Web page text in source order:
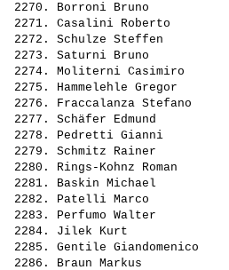
2270. Borroni Bruno
2271. Casalini Roberto
2272. Schulze Steffen
2273. Saturni Bruno
2274. Moliterni Casimiro
2275. Hammelehle Gregor
2276. Fraccalanza Stefano
2277. Schäfer Edmund
2278. Pedretti Gianni
2279. Schmitz Rainer
2280. Rings-Kohnz Roman
2281. Baskin Michael
2282. Patelli Marco
2283. Perfumo Walter
2284. Jilek Kurt
2285. Gentile Giandomenico
2286. Braun Markus